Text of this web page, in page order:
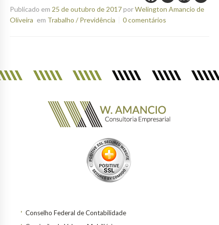
Publicado em 25 de outubro de 2017porWelington Amancio de
Oliveira em Trabalho / Previdência 0 comentários
Conselho Federal de Contabilidade